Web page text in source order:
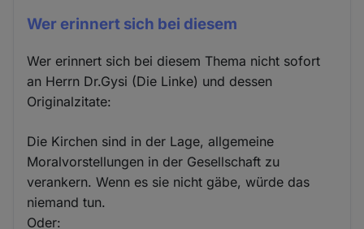
Wer erinnert sich bei diesem
Wer erinnert sich bei diesem Thema nicht sofort
an Herrn Dr.Gysi (Die Linke) und dessen
Originalzitate:
Die Kirchen sind in der Lage, allgemeine
Moralvorstellungen in der Gesellschaft zu
verankern. Wenn es sie nicht gäbe, würde das
niemand tun.
Oder: